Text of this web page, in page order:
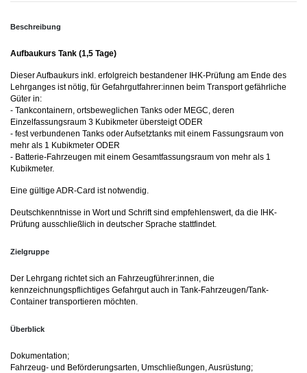
Beschreibung
Aufbaukurs Tank (1,5 Tage)
Dieser Aufbaukurs inkl. erfolgreich bestandener IHK-Prüfung am Ende des
Lehrganges ist nötig, für Gefahrgutfahrer:innen beim Transport gefährliche
Güter in:
- Tankcontainern, ortsbeweglichen Tanks oder MEGC, deren
Einzelfassungsraum 3 Kubikmeter übersteigt ODER
- fest verbundenen Tanks oder Aufsetztanks mit einem Fassungsraum von
mehr als 1 Kubikmeter ODER
- Batterie-Fahrzeugen mit einem Gesamtfassungsraum von mehr als 1
Kubikmeter.
Eine gültige ADR-Card ist notwendig.
Deutschkenntnisse in Wort und Schrift sind empfehlenswert, da die IHK-
Prüfung ausschließlich in deutscher Sprache stattfindet.
Zielgruppe
Der Lehrgang richtet sich an Fahrzeugführer:innen, die
kennzeichnungspflichtiges Gefahrgut auch in Tank-Fahrzeugen/Tank-
Container transportieren möchten.
Überblick
Dokumentation;
Fahrzeug- und Beförderungsarten, Umschließungen, Ausrüstung;